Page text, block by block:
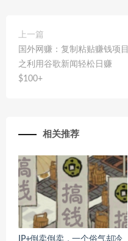
上一篇
国外网赚：复制粘贴赚钱项目
之利用谷歌新闻轻松日赚
$100+
相关推荐